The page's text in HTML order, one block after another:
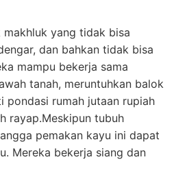
yang tidak bisa
dan bahkan tidak bisa
mampu bekerja sama
tanah, meruntuhkan balok
pondasi rumah jutaan rupiah
rayap.Meskipun tubuh
pemakan kayu ini dapat
Mereka bekerja siang dan